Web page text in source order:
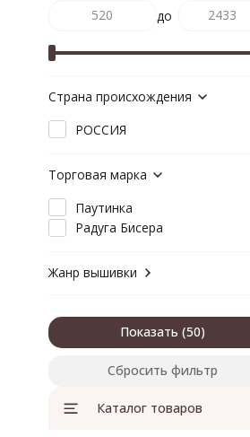
до
Страна происхождения
РОССИЯ
Торговая марка
Паутинка
Радуга Бисера
Жанр вышивки
Показать
Сбросить фильтр
Каталог товаров